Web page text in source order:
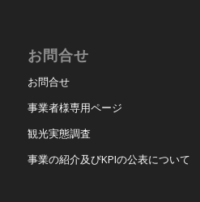
お問合せ
お問合せ
事業者様専用ページ
観光実態調査
事業の紹介及びKPIの公表について